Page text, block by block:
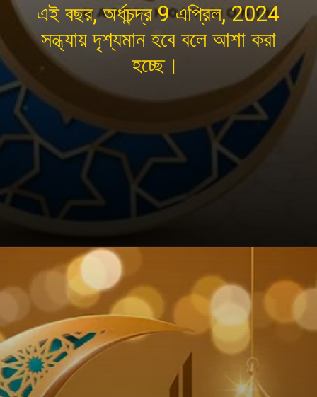
এই বছর, অর্ধচন্দ্র 9 এপ্রিল, 2024
সন্ধ্যায় দৃশ্যমান হবে বলে আশা করা
হচ্ছে।